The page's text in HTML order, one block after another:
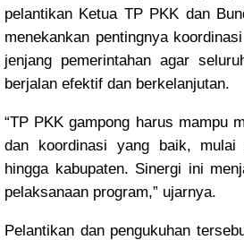
pelantikan Ketua TP PKK dan
menekankan pentingnya
jenjang pemerintahan agar
berjalan efektif dan berkelanjutan.
“TP PKK gampong harus mampu
dan koordinasi yang baik, mulai
hingga kabupaten. Sinergi ini
pelaksanaan program,” ujarnya.
Pelantikan dan pengukuhan